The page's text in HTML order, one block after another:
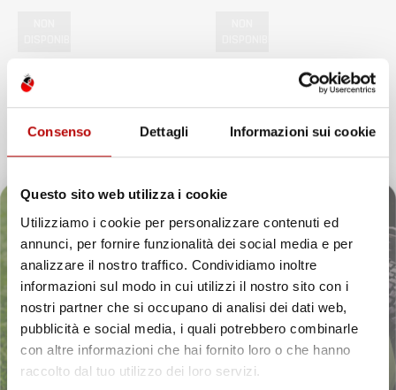
Consenso Dettagli Informazioni sui cookie
Questo sito web utilizza i cookie
Utilizziamo i cookie per personalizzare contenuti ed
annunci, per fornire funzionalità dei social media e per
analizzare il nostro traffico. Condividiamo inoltre
informazioni sul modo in cui utilizzi il nostro sito con i
nostri partner che si occupano di analisi dei dati web,
pubblicità e social media, i quali potrebbero combinarle
con altre informazioni che hai fornito loro o che hanno
raccolto dal tuo utilizzo dei loro servizi.
VASCA BAULE
COMPATIBILE CON HONDA
ACCORD VII 2002-2008, SU
Berlina, con ruota di scorta
Prezzo
37,97 €
COMPATIBILE CON HONDA
ACCORD VIII 2008-2015, SU
Station Wagon, con ruota di
Prezzo
37,97 €
favorite_border
Il tuo 5% di benvenuto
è già pronto!